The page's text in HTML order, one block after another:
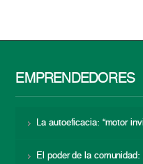
EMPRENDEDORES
La autoeficacia: “motor
El poder de la